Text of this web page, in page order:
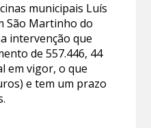
municipais Luís
São Martinho do
intervenção que
de 557.446, 44
em vigor, o que
e tem um prazo